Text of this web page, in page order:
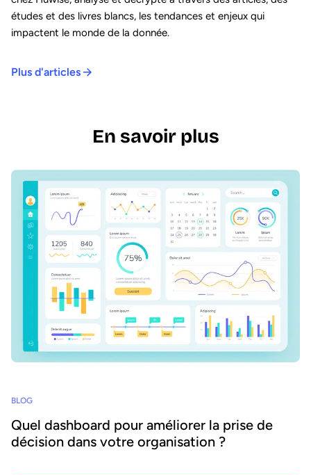
études et des livres blancs, les tendances et enjeux qui
impactent le monde de la donnée.
Plus d'articles
En savoir plus
BLOG
Quel dashboard pour améliorer la prise de
décision dans votre organisation ?